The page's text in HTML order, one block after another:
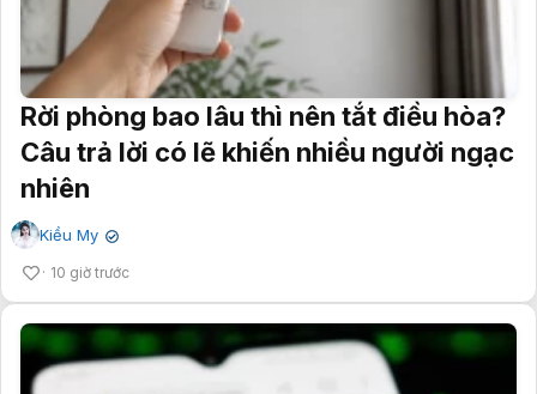
Rời phòng bao lâu thì nên tắt điều hòa?
Câu trả lời có lẽ khiến nhiều người ngạc
nhiên
Kiều My ✔
10 giờ trước